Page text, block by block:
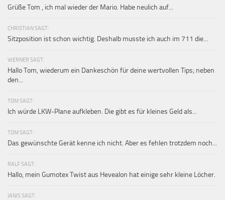
Grüße Tom , ich mal wieder der Mario. Habe neulich auf...
CHRISTIAN SAGT:
Sitzposition ist schon wichtig. Deshalb musste ich auch im 711 die...
WERNER SAGT:
Hallo Tom, wiederum ein Dankeschön für deine wertvollen Tips; neben
den...
TOM SAGT:
Ich würde LKW-Plane aufkleben. Die gibt es für kleines Geld als...
TOM SAGT:
Das gewünschte Gerät kenne ich nicht. Aber es fehlen trotzdem noch...
RALF SAGT:
Hallo, mein Gumotex Twist aus Hevealon hat einige sehr kleine Löcher.
JANIS SAGT: